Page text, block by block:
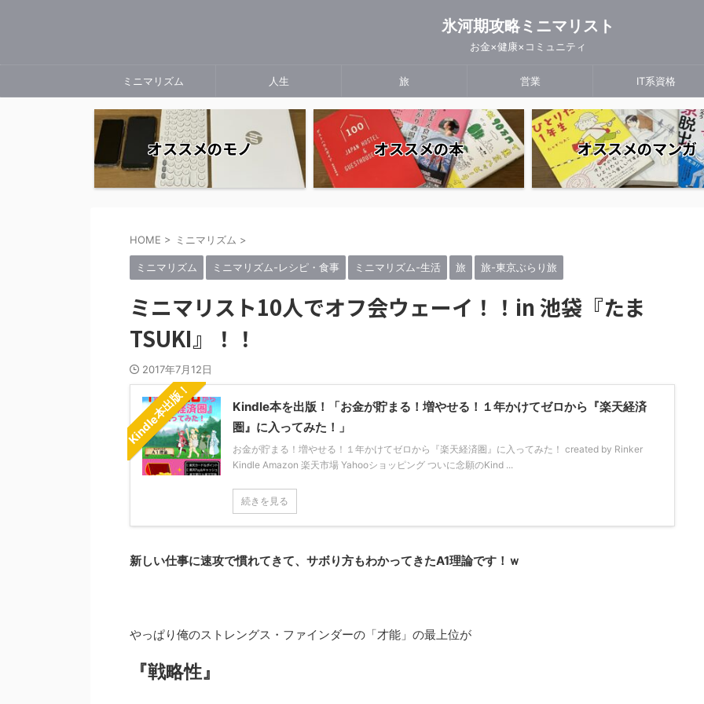
氷河期攻略ミニマリスト
お金×健康×コミュニティ
ミニマリズム 人生 旅 営業 IT系資格
オススメのモノ オススメの本 オススメのマンガ
HOME > ミニマリズム >
ミニマリズム ミニマリズム-レシピ・食事 ミニマリズム-生活 旅 旅-東京ぶらり旅
ミニマリスト10人でオフ会ウェーイ！！in 池袋『たま
TSUKI』！！
2017年7月12日
Kindle本出版！
Kindle本を出版！「お金が貯まる！増やせる！１年かけてゼロから『楽天経済
圏』に入ってみた！」
お金が貯まる！増やせる！１年かけてゼロから『楽天経済圏』に入ってみた！ created by Rinker
Kindle Amazon 楽天市場 Yahooショッピング ついに念願のKind ...
続きを見る
新しい仕事に速攻で慣れてきて、サボり方もわかってきたA1理論です！ｗ
やっぱり俺のストレングス・ファインダーの「才能」の最上位が
『戦略性』